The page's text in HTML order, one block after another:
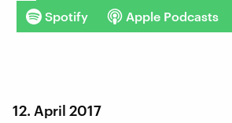
Spotify Apple Podcasts
12. April 2017